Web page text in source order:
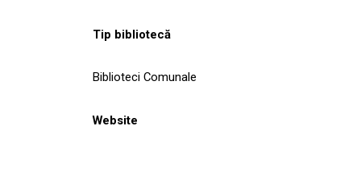
CULTURALE
NOUTĂȚI
Tip bibliotecă
Biblioteci Comunale
Website